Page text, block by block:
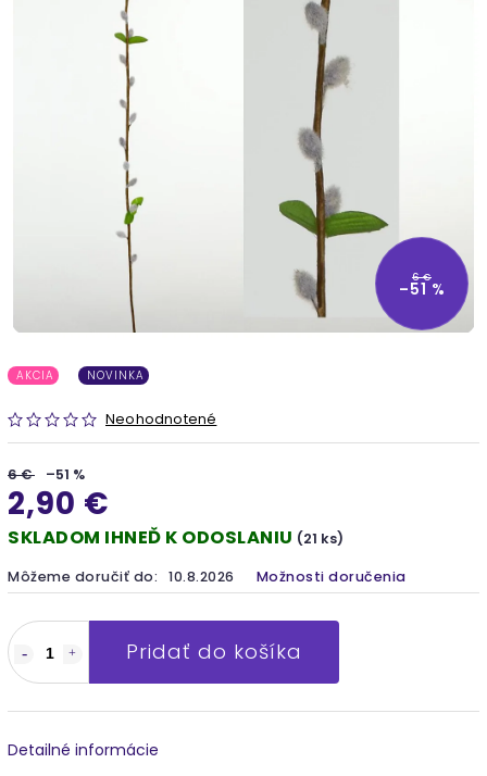
6 €
–51 %
AKCIA NOVINKA
Neohodnotené
6 € –51 %
2,90 €
SKLADOM IHNEĎ K ODOSLANIU (21 ks)
Môžeme doručiť do: 10.8.2026 Možnosti doručenia
Pridať do košíka
Detailné informácie